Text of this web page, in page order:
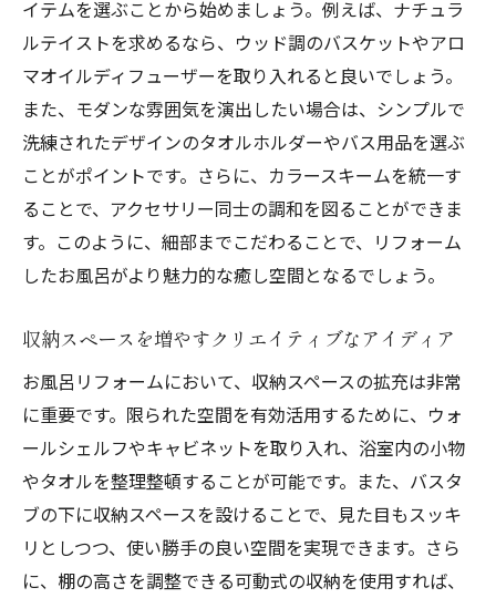
イテムを選ぶことから始めましょう。例えば、ナチュラ
ルテイストを求めるなら、ウッド調のバスケットやアロ
マオイルディフューザーを取り入れると良いでしょう。
また、モダンな雰囲気を演出したい場合は、シンプルで
洗練されたデザインのタオルホルダーやバス用品を選ぶ
ことがポイントです。さらに、カラースキームを統一す
ることで、アクセサリー同士の調和を図ることができま
す。このように、細部までこだわることで、リフォーム
したお風呂がより魅力的な癒し空間となるでしょう。
収納スペースを増やすクリエイティブなアイディア
お風呂リフォームにおいて、収納スペースの拡充は非常
に重要です。限られた空間を有効活用するために、ウォ
ールシェルフやキャビネットを取り入れ、浴室内の小物
やタオルを整理整頓することが可能です。また、バスタ
ブの下に収納スペースを設けることで、見た目もスッキ
リとしつつ、使い勝手の良い空間を実現できます。さら
に、棚の高さを調整できる可動式の収納を使用すれば、